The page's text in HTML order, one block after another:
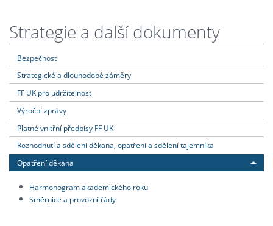
Strategie a další dokumenty
Bezpečnost
Strategické a dlouhodobé záměry
FF UK pro udržitelnost
Výroční zprávy
Platné vnitřní předpisy FF UK
Rozhodnutí a sdělení děkana, opatření a sdělení tajemníka
Opatření děkana
Harmonogram akademického roku
Směrnice a provozní řády